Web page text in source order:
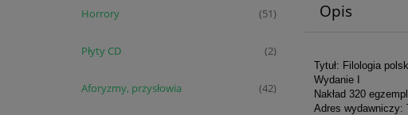
Horrory (51)
Płyty CD (2)
Aforyzmy, przysłowia (42)
Opis
Tytuł: Filologia
Wydanie I
Nakład 320
Adres wydawniczy: